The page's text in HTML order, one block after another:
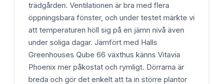
trädgården. Ventilationen är bra med flera
öppningsbara fönster, och under testet märkte vi
att temperaturen höll sig på en jämn nivå även
under soliga dagar. Jämfört med Halls
Greenhouses Qube 66 växthus känns Vitavia
Phoenix mer påkostat och rymligt. Dörrarna är
breda och gör det enkelt att ta in större plantor